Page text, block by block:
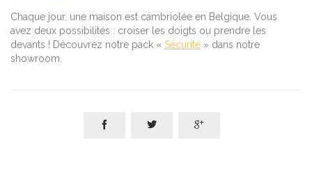
Chaque jour, une maison est cambriolée en Belgique. Vous
avez deux possibilités : croiser les doigts ou prendre les
devants ! Découvrez notre pack « Sécurité » dans notre
showroom.
  